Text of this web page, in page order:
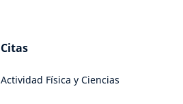
Citas
Actividad Física y Ciencias